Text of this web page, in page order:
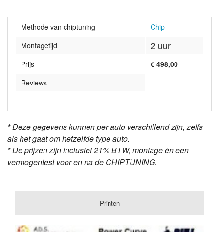
Methode van chiptuning
Chip
Montagetijd
2 uur
Prijs
€ 498,00
Reviews
* Deze gegevens kunnen per auto verschillend zijn, zelfs
als het gaat om hetzelfde type auto.
* De prijzen zijn inclusief 21% BTW, montage én een
vermogentest voor en na de CHIPTUNING.
Printen